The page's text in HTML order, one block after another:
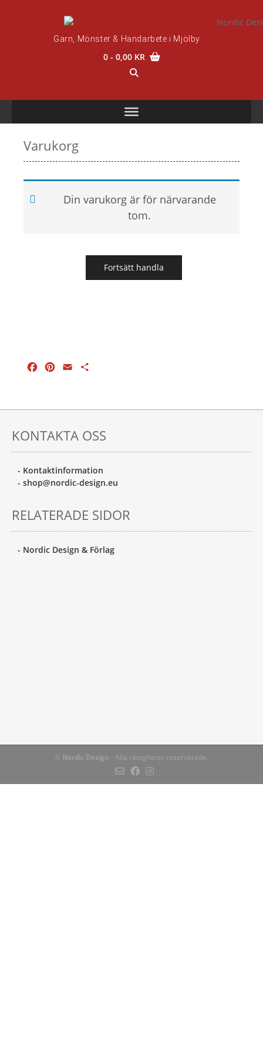
Garn, Mönster & Handarbete i Mjölby
0- 0,00 KR
Varukorg
Din varukorg är för närvarande
tom.
Fortsätt handla
Facebook
Pinterest
Email
KONTAKTA OSS
- Kontaktinformation
- shop@nordic-design.eu
RELATERADE SIDOR
- Nordic Design & Förlag
© Nordic Design - Alla rättigheter reserverade.